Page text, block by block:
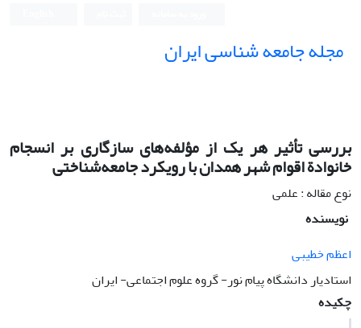
مجله جامعه شناسی ایران
بررسی تأثیر هر یک از مؤلفه‌های سازگاری بر انسجام
خانوادة اقوام شهر همدان با رویکرد جامعه‌شناختی
نوع مقاله : علمی
نویسنده
اعظم خطیبی
استادیار دانشگاه پیام نور- گروه علوم اجتماعی- ایران
چکیده